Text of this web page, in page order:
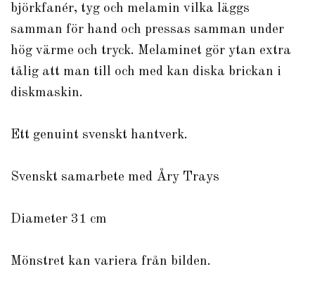
björkfanér, tyg och melamin vilka läggs
samman för hand och pressas samman under
hög värme och tryck. Melaminet gör ytan extra
tålig att man till och med kan diska brickan i
diskmaskin.
Ett genuint svenskt hantverk.
Svenskt samarbete med Åry Trays
Diameter 31 cm
Mönstret kan variera från bilden.